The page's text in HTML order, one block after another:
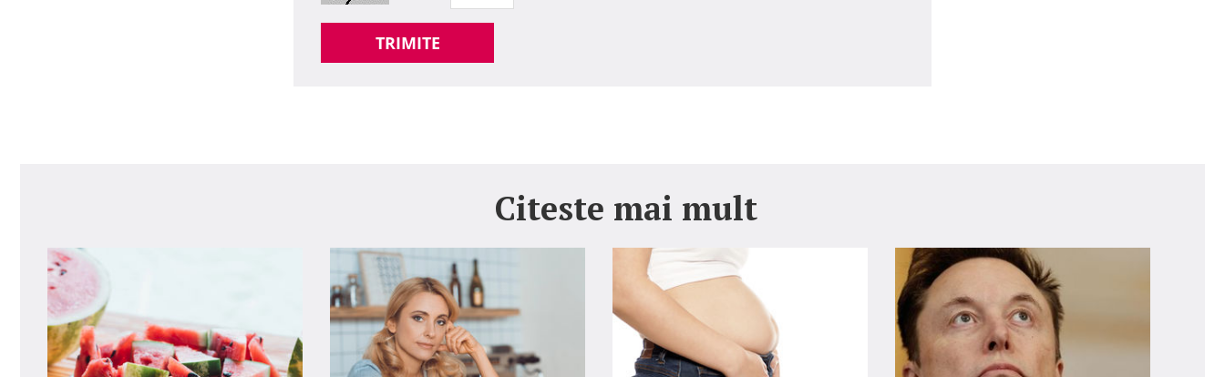
TRIMITE
Citeste mai mult